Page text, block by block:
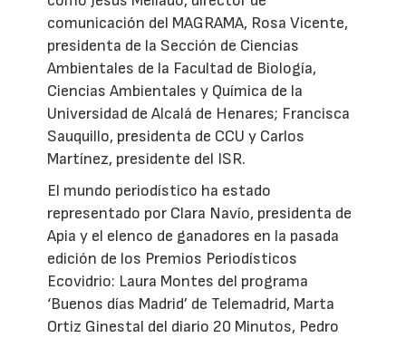
comunicación del MAGRAMA, Rosa Vicente,
presidenta de la Sección de Ciencias
Ambientales de la Facultad de Biología,
Ciencias Ambientales y Química de la
Universidad de Alcalá de Henares; Francisca
Sauquillo, presidenta de CCU y Carlos
Martínez, presidente del ISR.
El mundo periodístico ha estado
representado por Clara Navío, presidenta de
Apia y el elenco de ganadores en la pasada
edición de los Premios Periodísticos
Ecovidrio: Laura Montes del programa
‘Buenos días Madrid’ de Telemadrid, Marta
Ortiz Ginestal del diario 20 Minutos, Pedro